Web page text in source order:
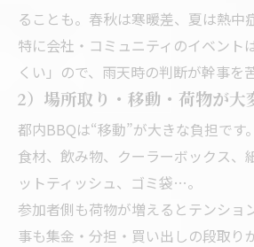
ることも。春秋は寒暖差、夏は熱中
特に会社・コミュニティのイベント
くい」ので、雨天時の判断が幹事を
2）場所取り・移動・荷物が大
都内BBQは“移動”が大きな負担です。
食材、飲み物、クーラーボックス、
ットティッシュ、ゴミ袋…。
参加者側も荷物が増えるとテンショ
事も集金・分担・買い出しの段取り